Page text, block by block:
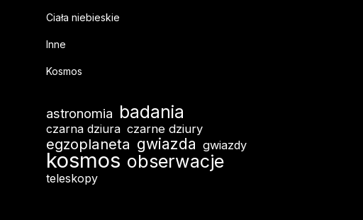
Ciała niebieskie
Inne
Kosmos
astronomia badania
czarna dziura czarne dziury
egzoplaneta gwiazda gwiazdy
kosmos obserwacje
teleskopy